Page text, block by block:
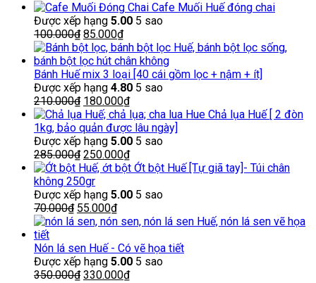
Cafe Muối Huế đóng chai
Được xếp hạng 5.00 5 sao
100.000₫ Giá
gốc
là:
100.000₫.
85.000₫Giá
hiện
tại
là:
85.000₫.
Bánh Huế mix 3 loại [40 cái gồm lọc + nậm + ít]
Được xếp hạng 4.80 5 sao
210.000₫ Giá
gốc
là:
210.000₫.
180.000₫Giá
hiện
tại
là:
180.000₫.
Chả lụa Huế [ 2 đòn
1kg, bảo quản được lâu ngày]
Được xếp hạng 5.00 5 sao
285.000₫ Giá
gốc
là:
285.000₫.
250.000₫Giá
hiện
là:
Ớt bột Huế [Tự giã tay]- Túi chân
không 250gr
Được xếp hạng 5.00 5 sao
70.000₫ Giá
gốc
70.000₫.
55.000₫Giá
hiện
là:
55.000₫.
Nón lá sen Huế - Có vẽ họa tiết
Được xếp hạng 5.00 5 sao
350.000₫ Giá
330.000₫Giá